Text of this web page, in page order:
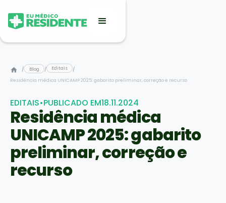
/ Blog / Editais
/
Residência médica UNICAMP 2025: gabarito preliminar, correção e recurso
EDITAIS•PUBLICADO EM18.11.2024
Residência médica
UNICAMP 2025: gabarito
preliminar, correção e
recurso